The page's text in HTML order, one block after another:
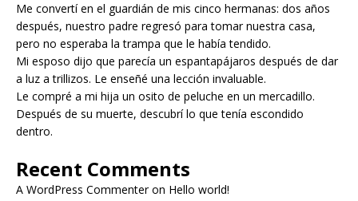
Me convertí en el guardián de mis cinco hermanas: dos años
después, nuestro padre regresó para tomar nuestra casa,
pero no esperaba la trampa que le había tendido.
Mi esposo dijo que parecía un espantapájaros después de dar
a luz a trillizos. Le enseñé una lección invaluable.
Le compré a mi hija un osito de peluche en un mercadillo.
Después de su muerte, descubrí lo que tenía escondido
dentro.
Recent Comments
A WordPress Commenteron Hello world!